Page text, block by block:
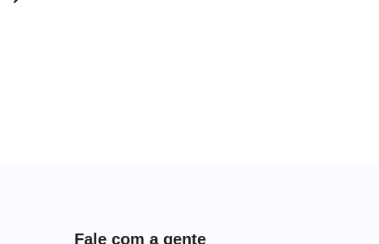
Fale com a gente